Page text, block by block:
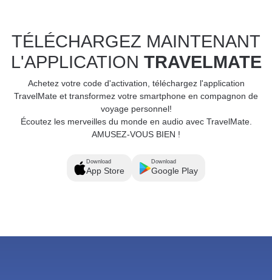
TÉLÉCHARGEZ MAINTENANT
L'APPLICATION TRAVELMATE
Achetez votre code d'activation, téléchargez l'application
TravelMate et transformez votre smartphone en compagnon de
voyage personnel!
Écoutez les merveilles du monde en audio avec TravelMate.
AMUSEZ-VOUS BIEN !
Download
App Store
Download
Google Play